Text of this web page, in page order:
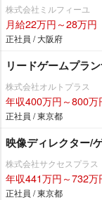
株式会社ミルフィーユ
月給22万円～28万円
正社員 / 大阪府
リードゲームプラ
株式会社オルトプラス
年収400万円～800万
正社員 / 東京都
映像ディレクター/
株式会社サクセスプラス
年収441万円～732万
正社員 / 東京都